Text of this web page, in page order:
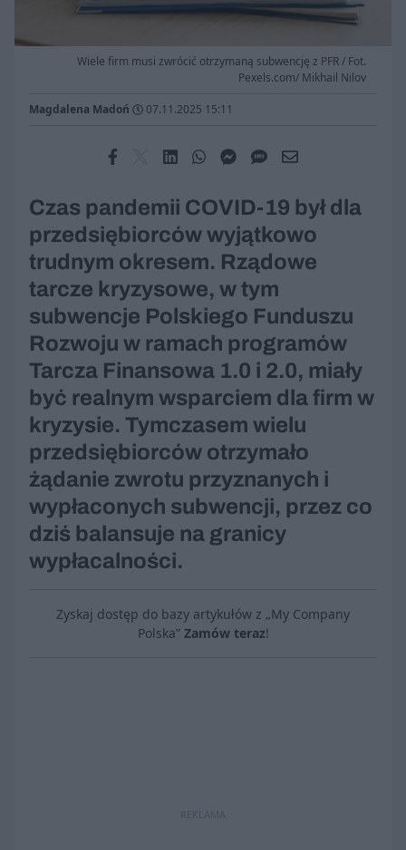
Wiele firm musi zwrócić otrzymaną subwencję z PFR / Fot.
Pexels.com/ Mikhail Nilov
Magdalena Madoń 07.11.2025 15:11
Czas pandemii COVID-19 był dla
przedsiębiorców wyjątkowo
trudnym okresem. Rządowe
tarcze kryzysowe, w tym
subwencje Polskiego Funduszu
Rozwoju w ramach programów
Tarcza Finansowa 1.0 i 2.0, miały
być realnym wsparciem dla firm w
kryzysie. Tymczasem wielu
przedsiębiorców otrzymało
żądanie zwrotu przyznanych i
wypłaconych subwencji, przez co
dziś balansuje na granicy
wypłacalności.
Zyskaj dostęp do bazy artykułów z „My Company
Polska” Zamów teraz!
REKLAMA